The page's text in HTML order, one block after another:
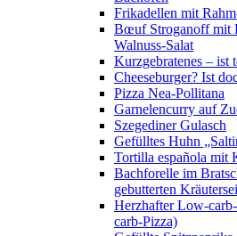
Frikadellen mit
Bœuf Stroganoff mit
Walnuss-Salat
Kurzgebratenes – ist
Cheeseburger? Ist
Pizza Nea-Pollitana
Garnelencurry auf
Szegediner Gulasch
Gefülltes Huhn
Tortilla española mit
Bachforelle im
gebutterten
Herzhafter Low-
carb-Pizza)